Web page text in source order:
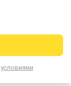
условиями